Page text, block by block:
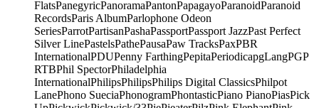
FlatsPanegyricPanoramaPantonPapagayoParanoidParanoid
RecordsParis AlbumParlophone Odeon
SeriesParrotPartisanPashaPassportPassport JazzPast Perfect
Silver LinePastelsPathePausaPaw TracksPaxPBR
InternationalPDUPenny FarthingPepitaPeriodicapgLangPGP
RTBPhil SpectorPhiladelphia
InternationalPhilipsPhilipsPhilips Digital ClassicsPhilpot
LanePhono SueciaPhonogramPhontasticPiano PianoPiasPick